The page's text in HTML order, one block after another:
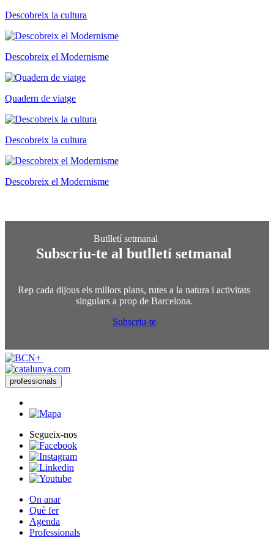
Descobreix la cultura
Descobreix el Modernisme
Quadern de viatge
Descobreix la cultura
Descobreix el Modernisme
Subscriu-te al butlletí setmanal
Rep cada dijous els millors plans, rutes a la natura i activitats
singulars a prop de Barcelona.
Subscriu-te
professionals
Segueix-nos
On anar
Què fer
Agenda
Professionals